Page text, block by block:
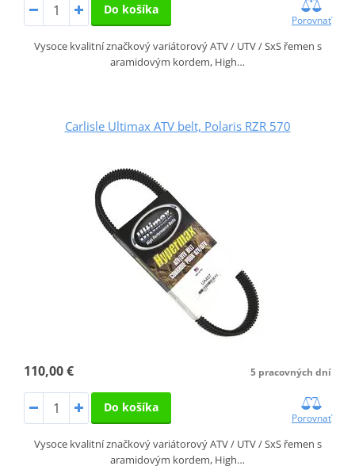
Do košíka
Porovnať
Vysoce kvalitní značkový variátorový ATV / UTV / SxS řemen s
aramidovým kordem, High…
Carlisle Ultimax ATV belt, Polaris RZR 570
110,00 € 5 pracovných dní
Do košíka
Porovnať
Vysoce kvalitní značkový variátorový ATV / UTV / SxS řemen s
aramidovým kordem, High…